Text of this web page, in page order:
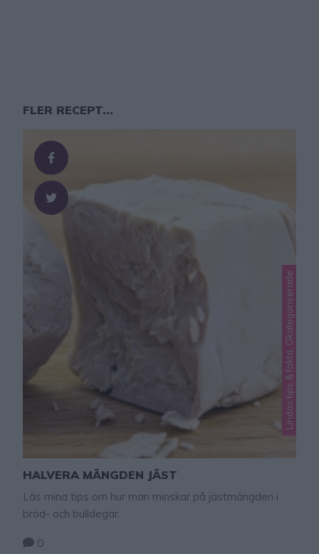
FLER RECEPT...
Lindas tips & fakta, Okategoriserade
HALVERA MÄNGDEN JÄST
Läs mina tips om hur man minskar på jästmängden i
bröd- och bulldegar.
0